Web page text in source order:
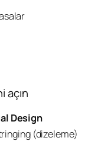
açın
Design
(dizeleme)